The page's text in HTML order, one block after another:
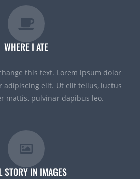
WHERE I ATE
this text. Lorem ipsum dolor
adipiscing elit. Ut elit tellus, luctus
mattis, pulvinar dapibus leo.
STORY IN IMAGES